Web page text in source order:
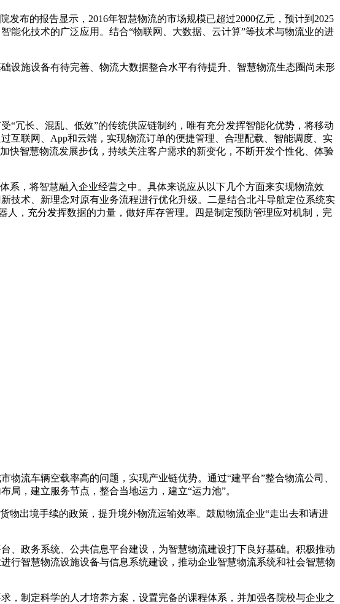
布的报告显示，2016年智慧物流的市场规模已超过2000亿元，预计到2025
能化技术的广泛应用。结合“物联网、大数据、云计算”等技术与物流业的进
设施设备有待完善、物流大数据整合水平有待提升、智慧物流生态圈尚未形
冗长、混乱、低效”的传统供应链制约，唯有充分发挥智能化优势，将移动
互联网、App和云端，实现物流订单的便捷管理、合理配载、智能调度、实
快智慧物流发展步伐，持续关注客户需求的新变化，不断开发个性化、体验
系，将智慧融入企业经营之中。具体来说应从以下几个方面来实现物流效
技术、新理念对原有业务流程进行优化升级。二是结合北斗导航定位系统实
，充分发挥数据的力量，做好库存管理。四是制定预防管理应对机制，完
流车辆空载率高的问题，实现产业链优势。通过“建平台”整合物流公司、
，建立服务节点，整合当地运力，建立“运力池”。
物出境手续的政策，提升境外物流运输效率。鼓励物流企业“走出去和请进
、政务系统、公共信息平台建设，为智慧物流建设打下良好基础。积极推动
行智慧物流设施设备与信息系统建设，推动企业智慧物流系统和社会智慧物
，制定科学的人才培养方案，设置完备的课程体系，并加强各院校与企业之